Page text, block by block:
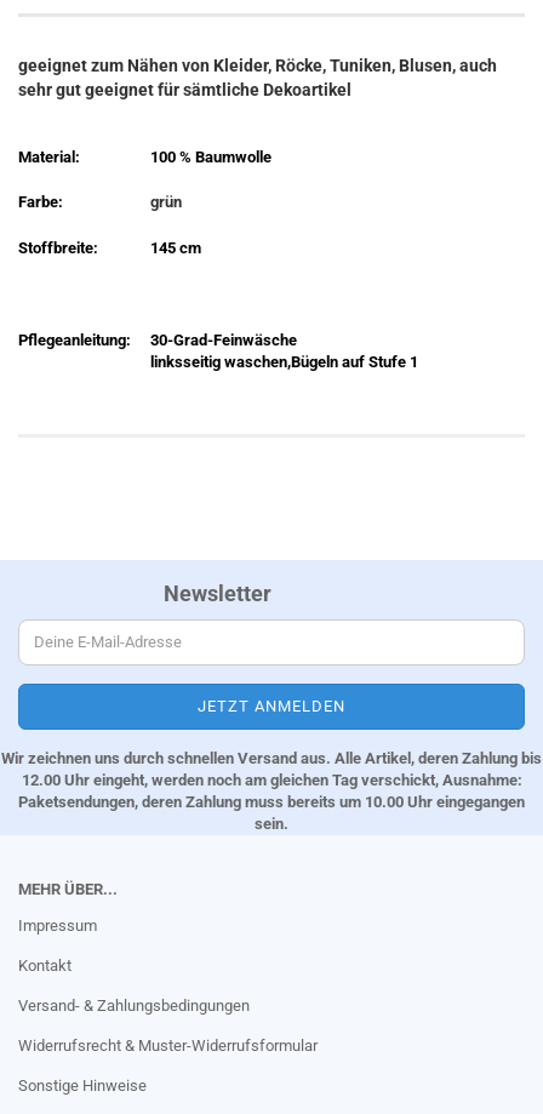
geeignet zum Nähen von Kleider, Röcke, Tuniken, Blusen, auch
sehr gut geeignet für sämtliche Dekoartikel
Material: 100 % Baumwolle
Farbe: grün
Stoffbreite: 145 cm
Pflegeanleitung:
30-Grad-Feinwäsche
linksseitig waschen,Bügeln auf Stufe 1
Newsletter
Wir zeichnen uns durch schnellen Versand aus. Alle Artikel, deren Zahlung bis
12.00 Uhr eingeht, werden noch am gleichen Tag verschickt, Ausnahme:
Paketsendungen, deren Zahlung muss bereits um 10.00 Uhr eingegangen
sein.
MEHR ÜBER...
Impressum
Kontakt
Versand- & Zahlungsbedingungen
Widerrufsrecht & Muster-Widerrufsformular
Sonstige Hinweise